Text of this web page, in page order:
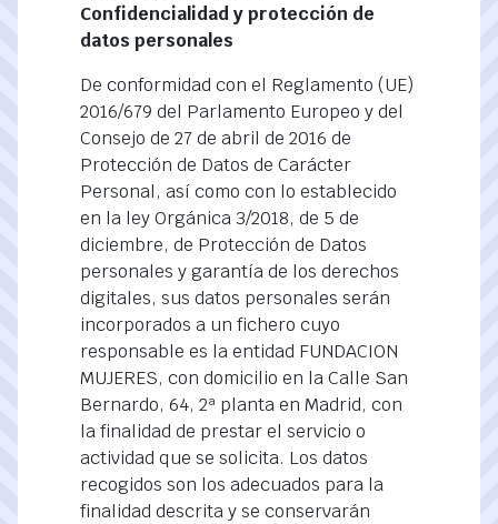
Confidencialidad y protección de
datos personales
De conformidad con el Reglamento (UE)
2016/679 del Parlamento Europeo y del
Consejo de 27 de abril de 2016 de
Protección de Datos de Carácter
Personal, así como con lo establecido
en la ley Orgánica 3/2018, de 5 de
diciembre, de Protección de Datos
personales y garantía de los derechos
digitales, sus datos personales serán
incorporados a un fichero cuyo
responsable es la entidad FUNDACION
MUJERES, con domicilio en la Calle San
Bernardo, 64, 2ª planta en Madrid, con
la finalidad de prestar el servicio o
actividad que se solicita. Los datos
recogidos son los adecuados para la
finalidad descrita y se conservarán